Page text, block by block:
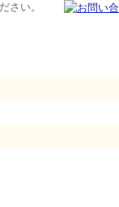
さい。